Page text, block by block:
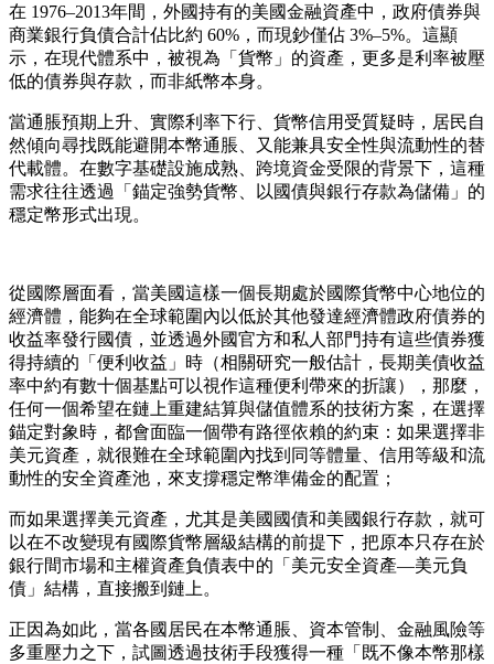
在 1976–2013年間，外國持有的美國金融資產中，政府債券與
商業銀行負債合計佔比約 60%，而現鈔僅佔 3%–5%。這顯
示，在現代體系中，被視為「貨幣」的資產，更多是利率被壓
低的債券與存款，而非紙幣本身。
當通脹預期上升、實際利率下行、貨幣信用受質疑時，居民自
然傾向尋找既能避開本幣通脹、又能兼具安全性與流動性的替
代載體。在數字基礎設施成熟、跨境資金受限的背景下，這種
需求往往透過「錨定強勢貨幣、以國債與銀行存款為儲備」的
穩定幣形式出現。
從國際層面看，當美國這樣一個長期處於國際貨幣中心地位的
經濟體，能夠在全球範圍內以低於其他發達經濟體政府債券的
收益率發行國債，並透過外國官方和私人部門持有這些債券獲
得持續的「便利收益」時（相關研究一般估計，長期美債收益
率中約有數十個基點可以視作這種便利帶來的折讓），那麼，
任何一個希望在鏈上重建結算與儲值體系的技術方案，在選擇
錨定對象時，都會面臨一個帶有路徑依賴的約束：如果選擇非
美元資產，就很難在全球範圍內找到同等體量、信用等級和流
動性的安全資產池，來支撐穩定幣準備金的配置；
而如果選擇美元資產，尤其是美國國債和美國銀行存款，就可
以在不改變現有國際貨幣層級結構的前提下，把原本只存在於
銀行間市場和主權資產負債表中的「美元安全資產—美元負
債」結構，直接搬到鏈上。
正因為如此，當各國居民在本幣通脹、資本管制、金融風險等
多重壓力之下，試圖透過技術手段獲得一種「既不像本幣那樣